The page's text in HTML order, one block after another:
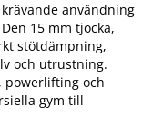
användning
15 mm tjocka,
stötdämpning,
och utrustning.
powerlifting och
gym till